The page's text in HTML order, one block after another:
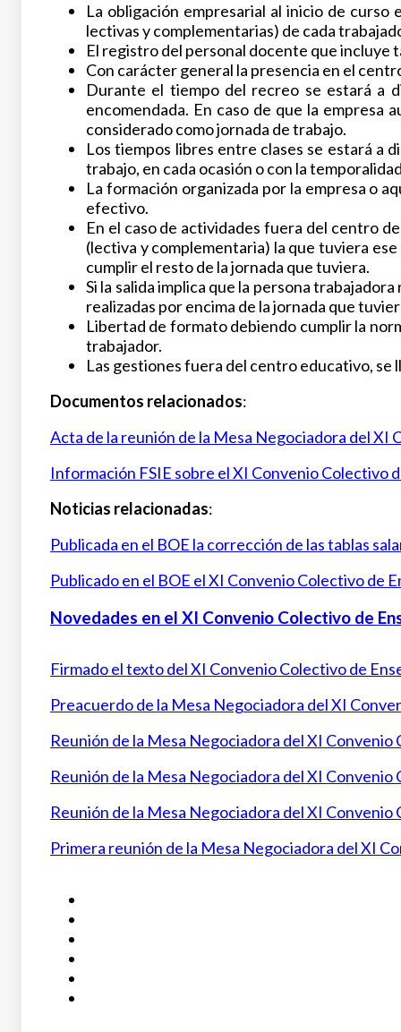
La obligación empresarial al inicio de
lectivas y complementarias) de cada
El registro del personal docente que incluye
Con carácter general la presencia en el
Durante el tiempo del recreo se estará a
encomendada. En caso de que la
considerado como jornada de trabajo.
Los tiempos libres entre clases se estará a
trabajo, en cada ocasión o con la
La formación organizada por la empresa o
efectivo.
En el caso de actividades fuera del centro
(lectiva y complementaria) la que tuviera
cumplir el resto de la jornada que tuviera.
Si la salida implica que la persona
realizadas por encima de la jornada que
Libertad de formato debiendo cumplir la
trabajador.
Las gestiones fuera del centro educativo,
Documentos relacionados:
Acta de la reunión de la Mesa Negociadora del XI
Información FSIE sobre el XI Convenio Colectivo
Noticias relacionadas:
Publicada en el BOE la corrección de las tablas
Publicado en el BOE el XI Convenio Colectivo de
Novedades en el XI Convenio Colectivo de
Firmado el texto del XI Convenio Colectivo de
Preacuerdo de la Mesa Negociadora del XI
Reunión de la Mesa Negociadora del XI
Reunión de la Mesa Negociadora del XI
Reunión de la Mesa Negociadora del XI
Primera reunión de la Mesa Negociadora del XI